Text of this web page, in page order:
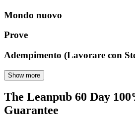
Mondo nuovo
Prove
Adempimento (Lavorare con
Show more
The Leanpub 60 Day
Guarantee